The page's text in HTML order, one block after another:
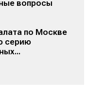
вопросы
по Москве
серию